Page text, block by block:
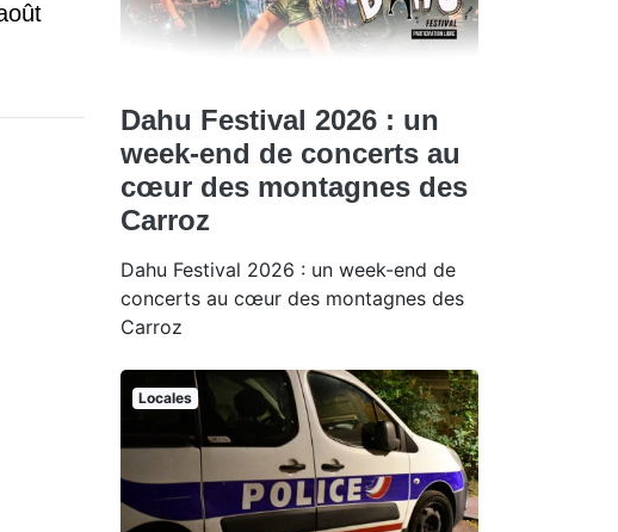
Dahu Festival 2026 : un
week-end de concerts au
cœur des montagnes des
Carroz
Dahu Festival 2026 : un week-end de
concerts au cœur des montagnes des
Carroz
Locales